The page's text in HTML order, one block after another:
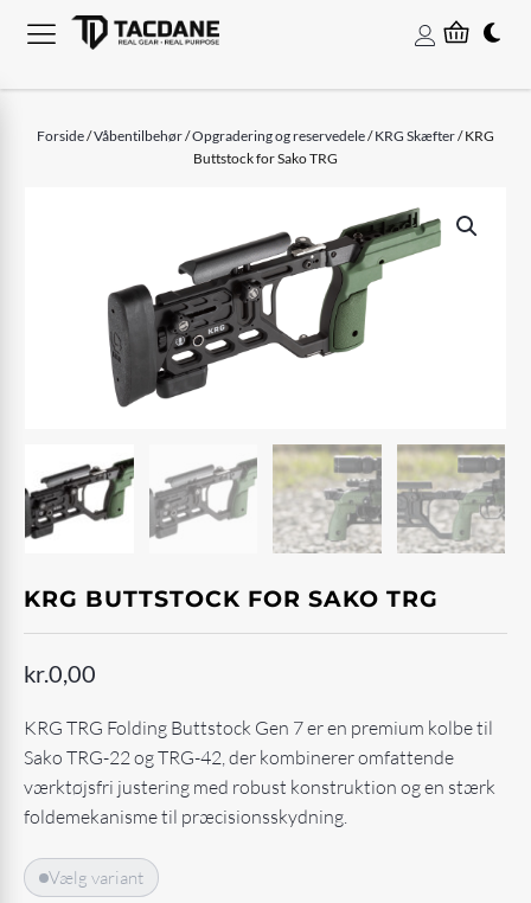
Forside/Våbentilbehør/Opgradering og reservedele/KRG Skæfter/ KRG
Buttstock for Sako TRG
KRG BUTTSTOCK FOR SAKO TRG
kr.0,00
KRG TRG Folding Buttstock Gen 7 er en premium kolbe til
Sako TRG-22 og TRG-42, der kombinerer omfattende
værktøjsfri justering med robust konstruktion og en stærk
foldemekanisme til præcisionsskydning.
Vælg variant